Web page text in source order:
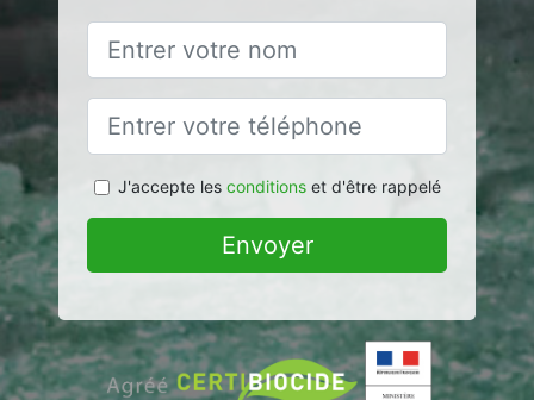
J'accepte les conditionset d'être rappelé
Envoyer